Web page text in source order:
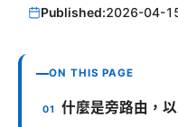
Published:2026-04-
ON THIS PAGE
什麼是旁路由，